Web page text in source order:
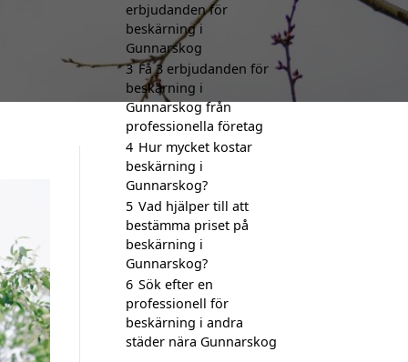
erbjudanden för
beskärning i
Gunnarskog
3 Få 3 erbjudanden för
beskärning i
Gunnarskog från
professionella företag
4 Hur mycket kostar
beskärning i
Gunnarskog?
5 Vad hjälper till att
bestämma priset på
beskärning i
Gunnarskog?
6 Sök efter en
professionell för
beskärning i andra
städer nära Gunnarskog